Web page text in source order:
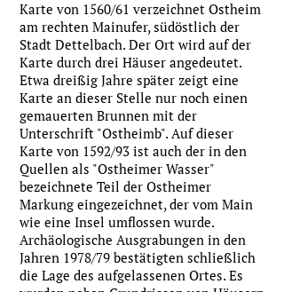
Karte von 1560/61 verzeichnet Ostheim
am rechten Mainufer, südöstlich der
Stadt Dettelbach. Der Ort wird auf der
Karte durch drei Häuser angedeutet.
Etwa dreißig Jahre später zeigt eine
Karte an dieser Stelle nur noch einen
gemauerten Brunnen mit der
Unterschrift "Ostheimb". Auf dieser
Karte von 1592/93 ist auch der in den
Quellen als "Ostheimer Wasser"
bezeichnete Teil der Ostheimer
Markung eingezeichnet, der vom Main
wie eine Insel umflossen wurde.
Archäologische Ausgrabungen in den
Jahren 1978/79 bestätigten schließlich
die Lage des aufgelassenen Ortes. Es